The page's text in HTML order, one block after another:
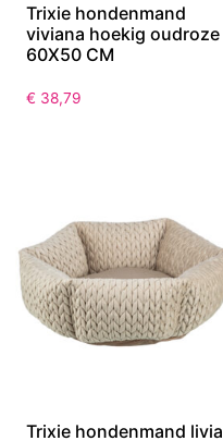
Trixie hondenmand
viviana hoekig oudroze
60X50 CM
€ 38,79
Trixie hondenmand livia